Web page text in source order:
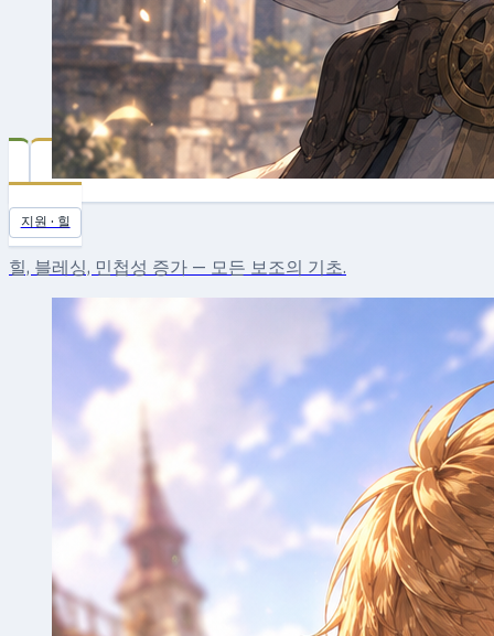
지원 · 힐
힐, 블레싱, 민첩성 증가 — 모든 보조의 기초.